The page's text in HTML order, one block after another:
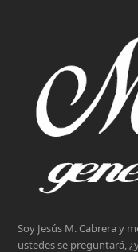
Soy Jesús M. Cabrera y
ustedes se preguntará,